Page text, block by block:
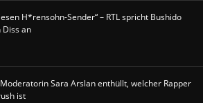
H*rensohn-Sender“ – RTL spricht Bushido
an
Moderatorin Sara Arslan enthüllt, welcher Rapper
ist